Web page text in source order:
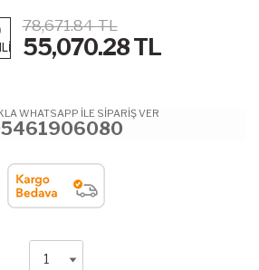
78,671.84 TL
55,070.28TL
WHATSAPP İLE SİPARİŞ VER